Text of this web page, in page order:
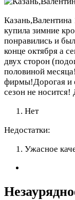
Казань,Валентина
купила зимние
понравились и
конце октября а
двух сторон
половиной
фирмы!Дорогая и
сезон не носится!
Нет
Недостатки:
Ужасное